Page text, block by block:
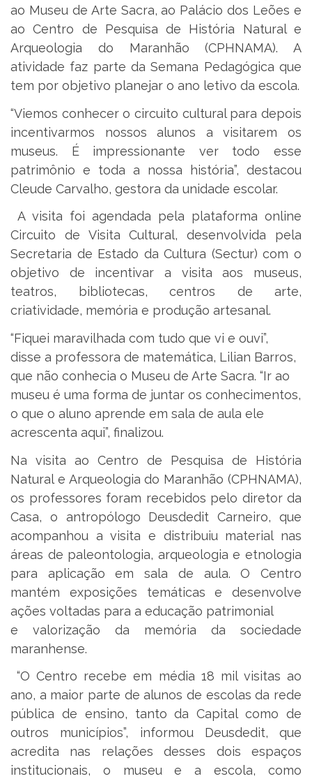
ao Museu de Arte Sacra, ao Palácio dos Leões e
ao Centro de Pesquisa de História Natural e
Arqueologia do Maranhão (CPHNAMA). A
atividade faz parte da Semana Pedagógica que
tem por objetivo planejar o ano letivo da escola.
“Viemos conhecer o circuito cultural para depois
incentivarmos nossos alunos a visitarem os
museus. É impressionante ver todo esse
patrimônio e toda a nossa história”, destacou
Cleude Carvalho, gestora da unidade escolar.
A visita foi agendada pela plataforma online
Circuito de Visita Cultural, desenvolvida pela
Secretaria de Estado da Cultura (Sectur) com o
objetivo de incentivar a visita aos museus,
teatros, bibliotecas, centros de arte,
criatividade, memória e produção artesanal.
“Fiquei maravilhada com tudo que vi e ouvi”,
disse a professora de matemática, Lilian Barros,
que não conhecia o Museu de Arte Sacra. “Ir ao
museu é uma forma de juntar os conhecimentos,
o que o aluno aprende em sala de aula ele
acrescenta aqui”, finalizou.
Na visita ao Centro de Pesquisa de História
Natural e Arqueologia do Maranhão (CPHNAMA),
os professores foram recebidos pelo diretor da
Casa, o antropólogo Deusdedit Carneiro, que
acompanhou a visita e distribuiu material nas
áreas de paleontologia, arqueologia e etnologia
para aplicação em sala de aula. O Centro
mantém exposições temáticas e desenvolve
ações voltadas para a educação patrimonial
e valorização da memória da sociedade
maranhense.
“O Centro recebe em média 18 mil visitas ao
ano, a maior parte de alunos de escolas da rede
pública de ensino, tanto da Capital como de
outros municípios”, informou Deusdedit, que
acredita nas relações desses dois espaços
institucionais, o museu e a escola, como